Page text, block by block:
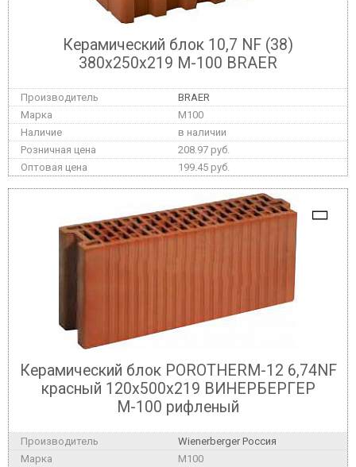
Керамический блок 10,7 NF (38)
380x250x219 М-100 BRAER
BRAER
M100
в наличии
208.97 руб.
199.45 руб.
Керамический блок POROTHERM-12 6,74NF
красный 120x500x219 ВИНЕРБЕРГЕР
М-100 рифленый
Wienerberger Россия
M100